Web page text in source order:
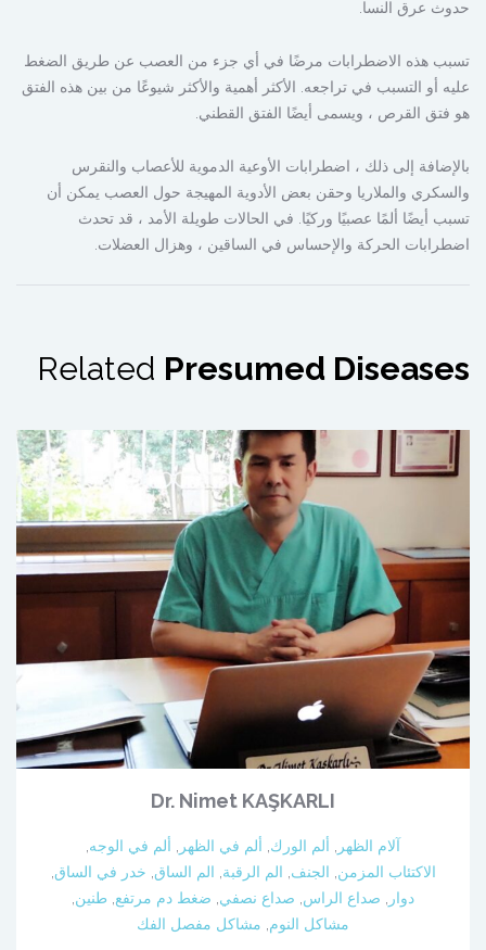
حدوث عرق النسا.
تسبب هذه الاضطرابات مرضًا في أي جزء من العصب عن طريق الضغط
عليه أو التسبب في تراجعه. الأكثر أهمية والأكثر شيوعًا من بين هذه الفتق
هو فتق القرص ، ويسمى أيضًا الفتق القطني.
بالإضافة إلى ذلك ، اضطرابات الأوعية الدموية للأعصاب والنقرس
والسكري والملاريا وحقن بعض الأدوية المهيجة حول العصب يمكن أن
تسبب أيضًا ألمًا عصبيًا وركيًا. في الحالات طويلة الأمد ، قد تحدث
اضطرابات الحركة والإحساس في الساقين ، وهزال العضلات.
Related Presumed Diseases
Dr. Nimet KAŞKARLI
آلام الظهر ألم الورك ألم في الظهر ألم في الوجه
الاكتئاب المزمن الجنف الم الرقبة الم الساق خدر في الساق
دوار
صداع الراس صداع نصفي ضغط دم مرتفع طنين
مشاكل النوم مشاكل مفصل الفك